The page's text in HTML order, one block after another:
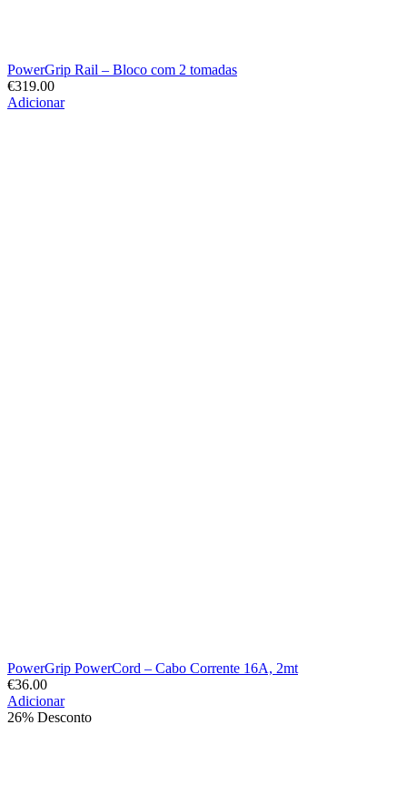
PowerGrip Rail – Bloco com 2 tomadas
€319.00
Adicionar
PowerGrip PowerCord – Cabo Corrente 16A, 2mt
€36.00
Adicionar
26% Desconto